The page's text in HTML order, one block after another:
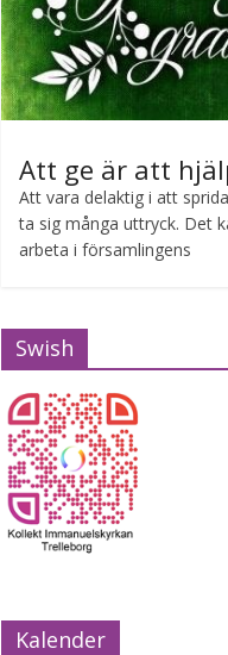
Kvällsandakt
2026-07-08 20:30 -
Kvällsandakt på
Att ge är att
Att vara delaktig i att
ta sig många uttryck. Det
arbeta i församlingens
Swish
Kalender